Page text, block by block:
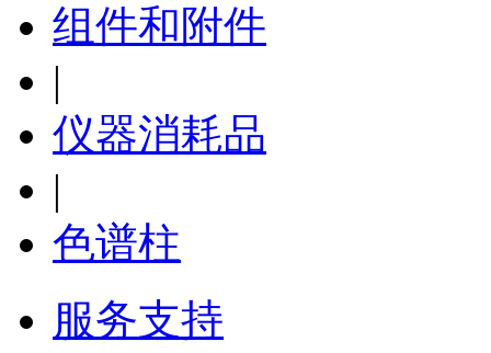
组件和附件
|
仪器消耗品
|
色谱柱
服务支持